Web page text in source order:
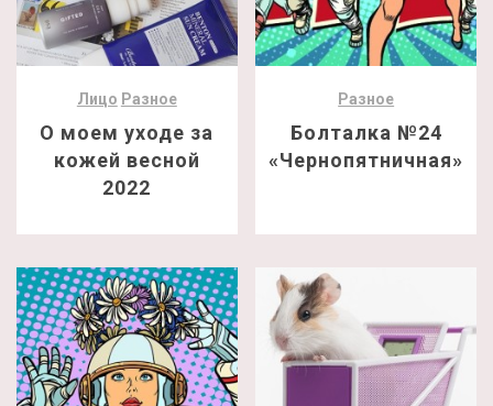
Лицо Разное
О моем уходе за
кожей весной
2022
Разное
Болталка №24
«Чернопятничная»